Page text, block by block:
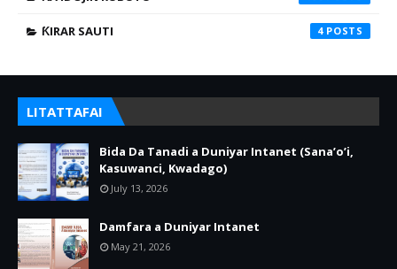
ƘIRAR SAUTI 4
LITATTAFAI
Bida Da Tanadi a Duniyar Intanet (Sana’o’i,
Kasuwanci, Kwadago)
July 13, 2026
Damfara a Duniyar Intanet
May 21, 2026